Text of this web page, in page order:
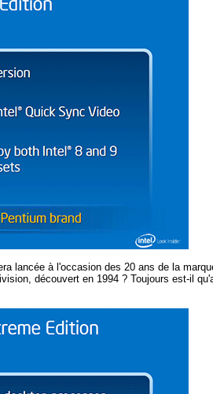
lancée à l'occasion des 20 ans de la
découvert en 1994 ? Toujours est-il